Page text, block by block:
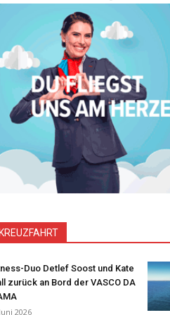
KREUZFAHRT
Duo Detlef Soost und Kate
zurück an Bord der VASCO DA
2026